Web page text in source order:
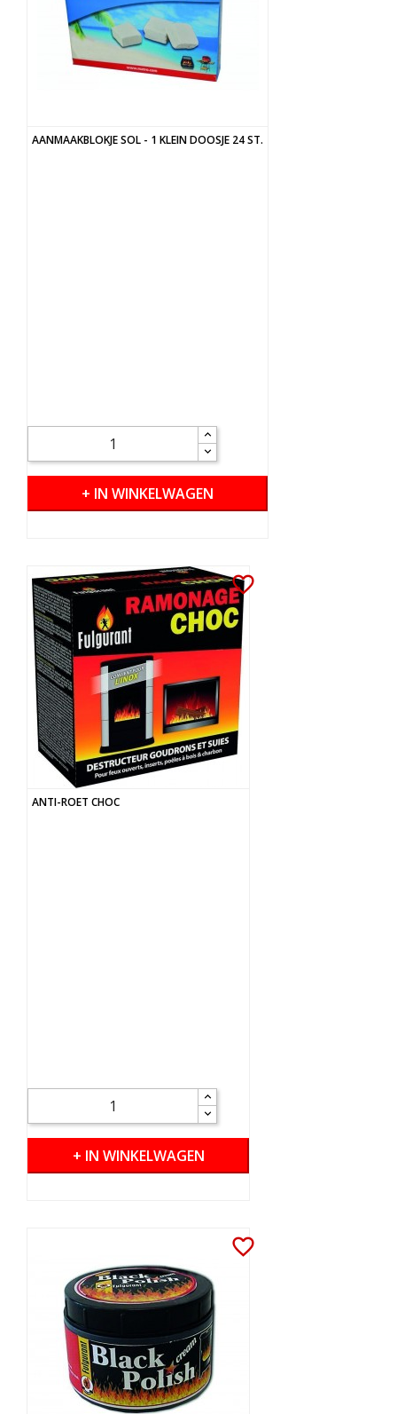
AANMAAKBLOKJE SOL - 1 KLEIN DOOSJE 24 ST.
+ IN WINKELWAGEN
favorite_border
ANTI-ROET CHOC
+ IN WINKELWAGEN
favorite_border